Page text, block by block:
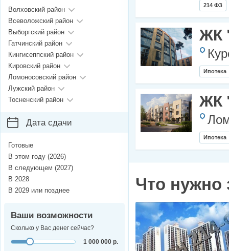
214 ФЗ
ЖК
Ипотека
ЖК
Ипотека
Что нужно
Волховский район
Всеволожский район
Выборгский район
Гатчинский район
Кингисеппский район
Кировский район
Ломоносовский район
Лужский район
Тосненский район
Дата сдачи
Готовые
В этом году (2026)
В следующем (2027)
В 2028
В 2029 или позднее
Ваши возможности
Сколько у Вас денег сейчас?
1 000 000 р.